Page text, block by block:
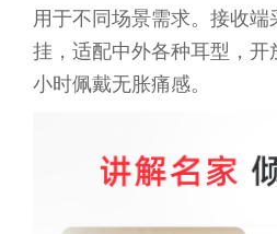
用于不同场景需求。接收
挂，适配中外各种耳型，
小时佩戴无胀痛感。